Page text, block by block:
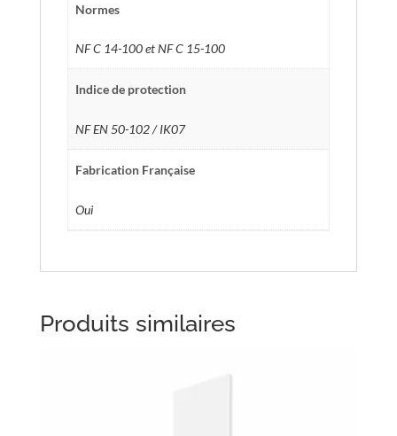
Normes
NF C 14-100 et NF C 15-100
Indice de protection
NF EN 50-102 / IK07
Fabrication Française
Oui
Produits similaires